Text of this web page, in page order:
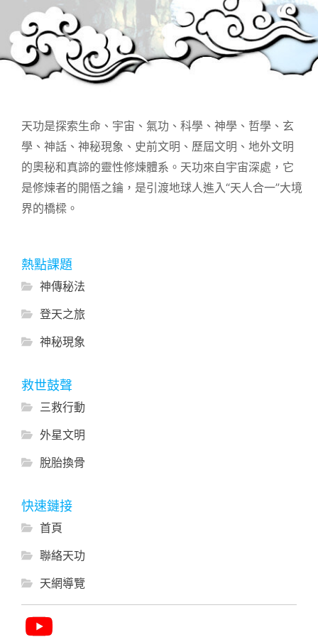
天功是探索生命、宇宙、氣功、科學、神學、哲學、玄
學、神話、神秘現象、史前文明、歷屆文明、地外文明
的奧秘和真諦的靈性修煉體系。天功來自宇宙深處，它
是修煉者的開悟之鑰，是引渡地球人進入“天人合一”大境
界的橋樑。
熱點課題
神傳秘法
登天之旅
神秘現象
救世鼓聲
三救行動
外星文明
脫胎換骨
快速鏈接
首頁
聯絡天功
天網導覽